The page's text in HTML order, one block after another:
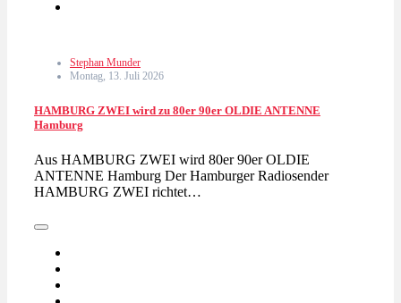
Stephan Munder
Montag, 13. Juli 2026
HAMBURG ZWEI wird zu 80er 90er OLDIE ANTENNE
Hamburg
Aus HAMBURG ZWEI wird 80er 90er OLDIE
ANTENNE Hamburg Der Hamburger Radiosender
HAMBURG ZWEI richtet…